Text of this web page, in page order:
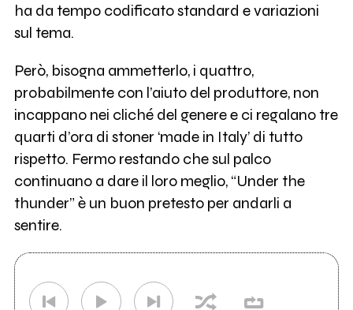
ha da tempo codificato standard e variazioni
sul tema.
Però, bisogna ammetterlo, i quattro,
probabilmente con l’aiuto del produttore, non
incappano nei cliché del genere e ci regalano tre
quarti d’ora di stoner ‘made in Italy’ di tutto
rispetto. Fermo restando che sul palco
continuano a dare il loro meglio, “Under the
thunder” è un buon pretesto per andarli a
sentire.